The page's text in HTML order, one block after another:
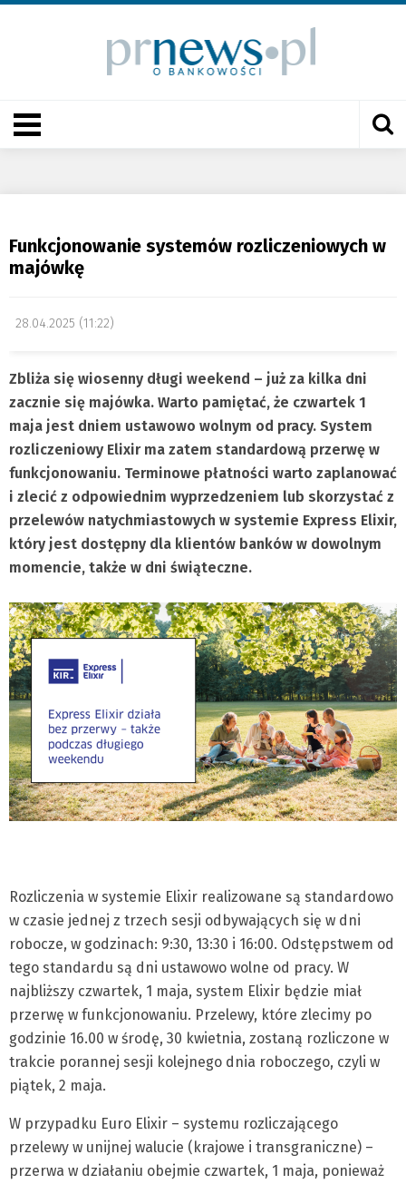
Funkcjonowanie systemów rozliczeniowych w
majówkę
28.04.2025 (11:22)
Zbliża się wiosenny długi weekend – już za kilka dni
zacznie się majówka. Warto pamiętać, że czwartek 1
maja jest dniem ustawowo wolnym od pracy. System
rozliczeniowy Elixir ma zatem standardową przerwę w
funkcjonowaniu. Terminowe płatności warto zaplanować
i zlecić z odpowiednim wyprzedzeniem lub skorzystać z
przelewów natychmiastowych w systemie Express Elixir,
który jest dostępny dla klientów banków w dowolnym
momencie, także w dni świąteczne.
Rozliczenia w systemie Elixir realizowane są standardowo
w czasie jednej z trzech sesji odbywających się w dni
robocze, w godzinach: 9:30, 13:30 i 16:00. Odstępstwem od
tego standardu są dni ustawowo wolne od pracy. W
najbliższy czwartek, 1 maja, system Elixir będzie miał
przerwę w funkcjonowaniu. Przelewy, które zlecimy po
godzinie 16.00 w środę, 30 kwietnia, zostaną rozliczone w
trakcie porannej sesji kolejnego dnia roboczego, czyli w
piątek, 2 maja.
W przypadku Euro Elixir – systemu rozliczającego
przelewy w unijnej walucie (krajowe i transgraniczne) –
przerwa w działaniu obejmie czwartek, 1 maja, ponieważ